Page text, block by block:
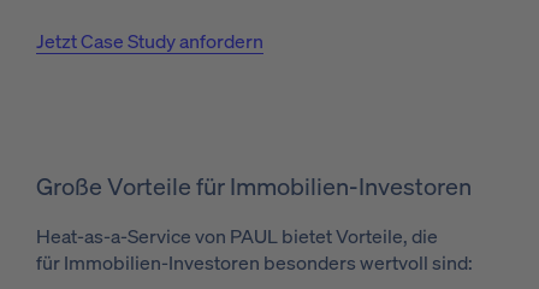
Jetzt Case Study anfordern
Große Vorteile für Immobilien-Investoren
Heat-as-a-Service von PAUL bietet Vorteile, die
für Immobilien-Investoren besonders wertvoll sind: